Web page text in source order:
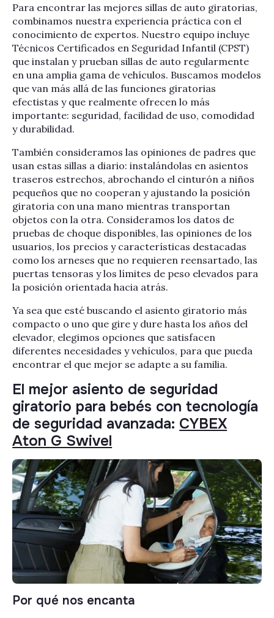
Para encontrar las mejores sillas de auto giratorias,
combinamos nuestra experiencia práctica con el
conocimiento de expertos. Nuestro equipo incluye
Técnicos Certificados en Seguridad Infantil (CPST)
que instalan y prueban sillas de auto regularmente
en una amplia gama de vehículos. Buscamos modelos
que van más allá de las funciones giratorias
efectistas y que realmente ofrecen lo más
importante: seguridad, facilidad de uso, comodidad
y durabilidad.
También consideramos las opiniones de padres que
usan estas sillas a diario: instalándolas en asientos
traseros estrechos, abrochando el cinturón a niños
pequeños que no cooperan y ajustando la posición
giratoria con una mano mientras transportan
objetos con la otra. Consideramos los datos de
pruebas de choque disponibles, las opiniones de los
usuarios, los precios y características destacadas
como los arneses que no requieren reensartado, las
puertas tensoras y los límites de peso elevados para
la posición orientada hacia atrás.
Ya sea que esté buscando el asiento giratorio más
compacto o uno que gire y dure hasta los años del
elevador, elegimos opciones que satisfacen
diferentes necesidades y vehículos, para que pueda
encontrar el que mejor se adapte a su familia.
El mejor asiento de seguridad
giratorio para bebés con tecnología
de seguridad avanzada: CYBEX
Aton G Swivel
Por qué nos encanta